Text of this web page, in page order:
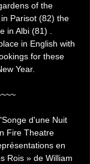
of the
Parisot (82) the
in Albi (81) .
in English with
for these
Year.
d'une Nuit
Fire Theatre
en
Rois » de William